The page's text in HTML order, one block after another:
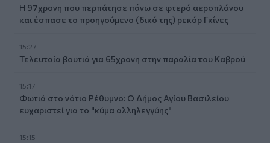
Η 97χρονη που περπάτησε πάνω σε φτερό αεροπλάνου
και έσπασε το προηγούμενο (δικό της) ρεκόρ Γκίνες
15:27
Τελευταία βουτιά για 65χρονη στην παραλία του Καβρού
15:17
Φωτιά στο νότιο Ρέθυμνο: Ο Δήμος Αγίου Βασιλείου
ευχαριστεί για το "κύμα αλληλεγγύης"
15:15